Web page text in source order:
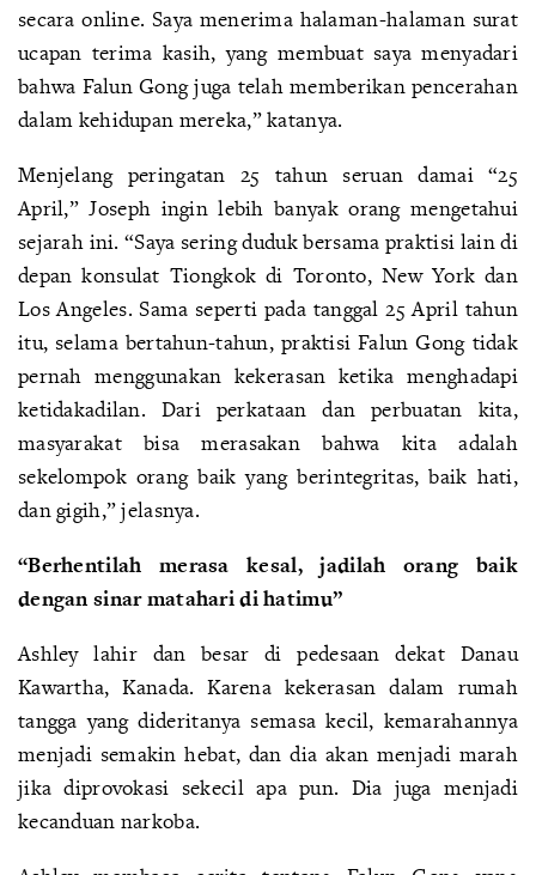
secara online. Saya menerima halaman-halaman surat
ucapan terima kasih, yang membuat saya menyadari
bahwa Falun Gong juga telah memberikan pencerahan
dalam kehidupan mereka,” katanya.
Menjelang peringatan 25 tahun seruan damai “25
April,” Joseph ingin lebih banyak orang mengetahui
sejarah ini. “Saya sering duduk bersama praktisi lain di
depan konsulat Tiongkok di Toronto, New York dan
Los Angeles. Sama seperti pada tanggal 25 April tahun
itu, selama bertahun-tahun, praktisi Falun Gong tidak
pernah menggunakan kekerasan ketika menghadapi
ketidakadilan. Dari perkataan dan perbuatan kita,
masyarakat bisa merasakan bahwa kita adalah
sekelompok orang baik yang berintegritas, baik hati,
dan gigih,” jelasnya.
“Berhentilah merasa kesal, jadilah orang baik
dengan sinar matahari di hatimu”
Ashley lahir dan besar di pedesaan dekat Danau
Kawartha, Kanada. Karena kekerasan dalam rumah
tangga yang dideritanya semasa kecil, kemarahannya
menjadi semakin hebat, dan dia akan menjadi marah
jika diprovokasi sekecil apa pun. Dia juga menjadi
kecanduan narkoba.